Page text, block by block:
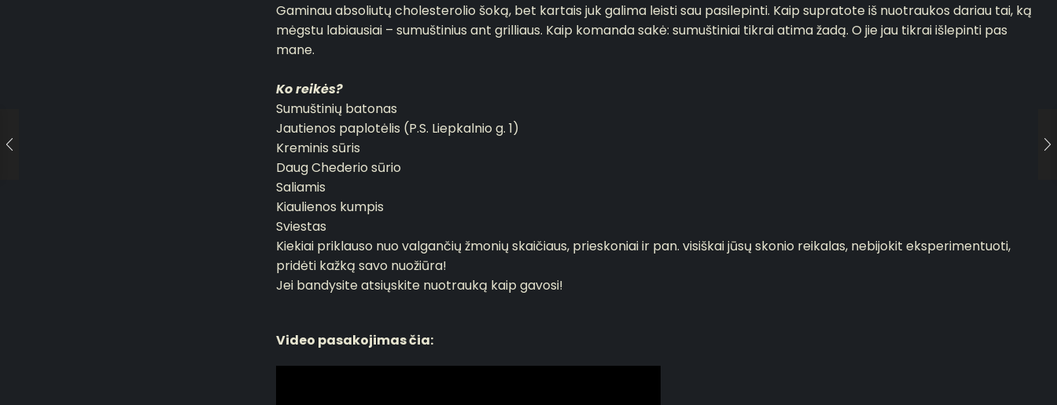
Gaminau absoliutų cholesterolio šoką, bet kartais juk galima leisti sau pasilepinti. Kaip supratote iš nuotraukos dariau tai, ką
mėgstu labiausiai – sumuštinius ant grilliaus. Kaip komanda sakė: sumuštiniai tikrai atima žadą. O jie jau tikrai išlepinti pas
mane.
Ko reikės?
Sumuštinių batonas
Jautienos paplotėlis (P.S. Liepkalnio g. 1)
Kreminis sūris
Daug Chederio sūrio
Saliamis
Kiaulienos kumpis
Sviestas
Kiekiai priklauso nuo valgančių žmonių skaičiaus, prieskoniai ir pan. visiškai jūsų skonio reikalas, nebijokit eksperimentuoti,
pridėti kažką savo nuožiūra!
Jei bandysite atsiųskite nuotrauką kaip gavosi!
Video pasakojimas čia: